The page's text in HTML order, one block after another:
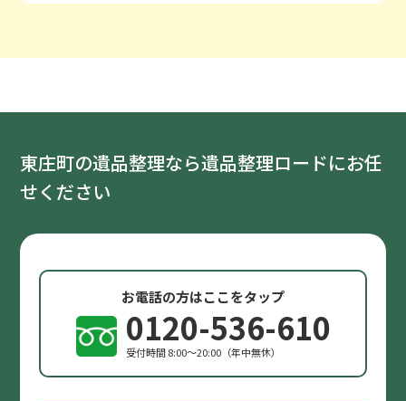
東庄町の遺品整理なら遺品整理ロードにお任
せください
お電話の方はここをタップ
0120-536-610
受付時間 8:00〜20:00（年中無休）